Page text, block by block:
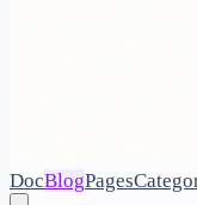
DocBlogPages